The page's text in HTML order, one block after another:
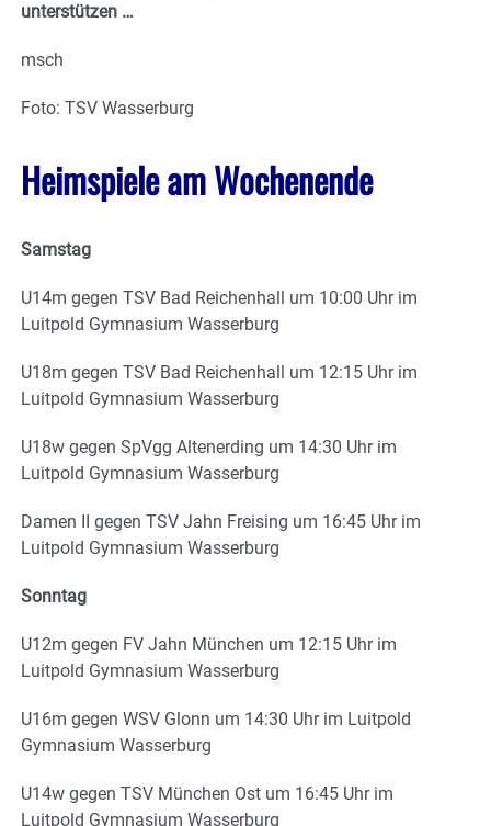
unterstützen …
msch
Foto: TSV Wasserburg
Heimspiele am Wochenende
Samstag
U14m gegen TSV Bad Reichenhall um 10:00 Uhr im
Luitpold Gymnasium Wasserburg
U18m gegen TSV Bad Reichenhall um 12:15 Uhr im
Luitpold Gymnasium Wasserburg
U18w gegen SpVgg Altenerding um 14:30 Uhr im
Luitpold Gymnasium Wasserburg
Damen II gegen TSV Jahn Freising um 16:45 Uhr im
Luitpold Gymnasium Wasserburg
Sonntag
U12m gegen FV Jahn München um 12:15 Uhr im
Luitpold Gymnasium Wasserburg
U16m gegen WSV Glonn um 14:30 Uhr im Luitpold
Gymnasium Wasserburg
U14w gegen TSV München Ost um 16:45 Uhr im
Luitpold Gymnasium Wasserburg